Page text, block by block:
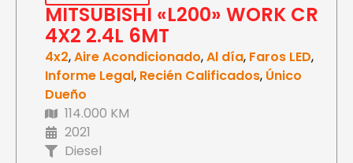
MITSUBISHI «L200» WORK CR
4X2 2.4L 6MT
4x2,Aire Acondicionado,Al día, Faros LED,
Informe Legal, Recién Calificados, Único
Dueño
114.000 KM
2021
Diesel